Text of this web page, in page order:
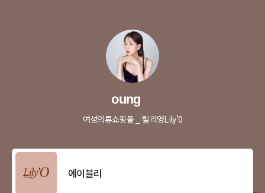
oung
여성의류쇼핑몰 _ 릴리영Lily’0
에이블리